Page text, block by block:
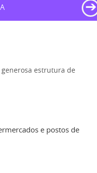
➔
estrutura de
e postos de